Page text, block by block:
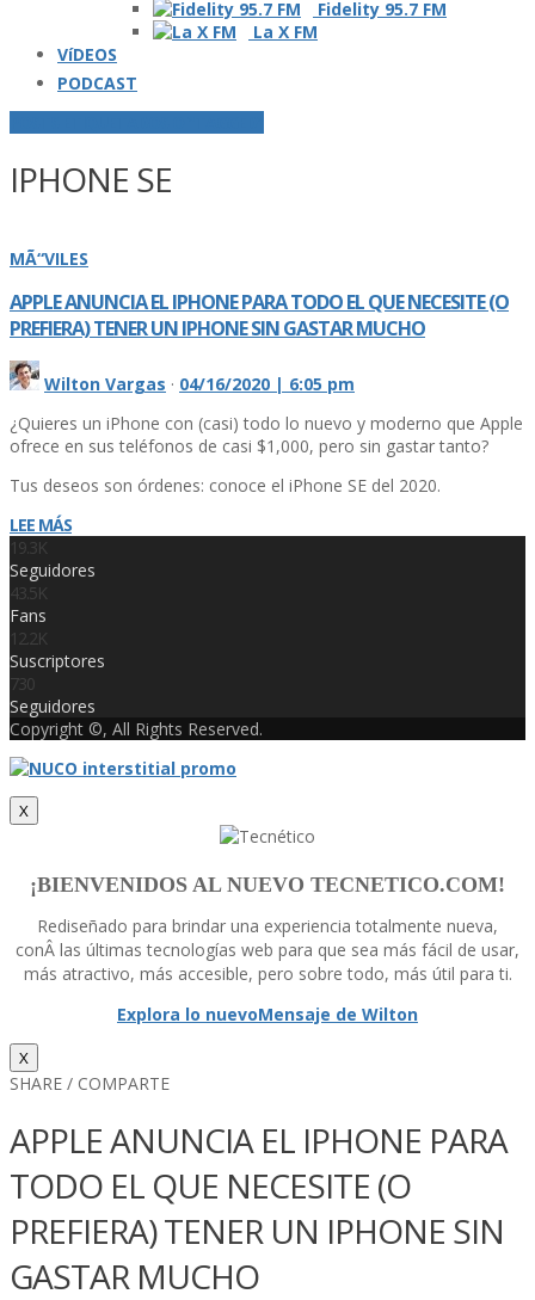
Fidelity 95.7 FM
La X FM
VíDEOS
PODCAST
IPHONE SE
MÃ“VILES
APPLE ANUNCIA EL IPHONE PARA TODO EL QUE NECESITE (O
PREFIERA) TENER UN IPHONE SIN GASTAR MUCHO
Wilton Vargas · 04/16/2020 | 6:05 pm
¿Quieres un iPhone con (casi) todo lo nuevo y moderno que Apple
ofrece en sus teléfonos de casi $1,000, pero sin gastar tanto?
Tus deseos son órdenes: conoce el iPhone SE del 2020.
LEE MÁS
19.3K
Seguidores
43.5K
Fans
12.2K
Suscriptores
730
Seguidores
Copyright ©, All Rights Reserved.
X
¡BIENVENIDOS AL NUEVO TECNETICO.COM!
Rediseñado para brindar una experiencia totalmente nueva,
conÂ las últimas tecnologí­as web para que sea más fácil de usar,
más atractivo, más accesible, pero sobre todo, más útil para ti.
Explora lo nuevoMensaje de Wilton
X
SHARE / COMPARTE
APPLE ANUNCIA EL IPHONE PARA
TODO EL QUE NECESITE (O
PREFIERA) TENER UN IPHONE SIN
GASTAR MUCHO